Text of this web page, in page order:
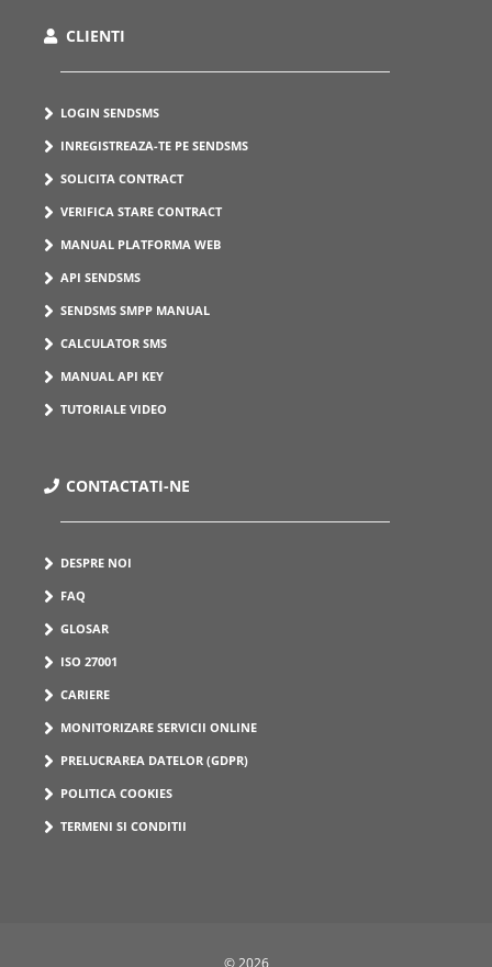
CLIENTI
LOGIN SENDSMS
INREGISTREAZA-TE PE SENDSMS
SOLICITA CONTRACT
VERIFICA STARE CONTRACT
MANUAL PLATFORMA WEB
API SENDSMS
SENDSMS SMPP MANUAL
CALCULATOR SMS
MANUAL API KEY
TUTORIALE VIDEO
CONTACTATI-NE
DESPRE NOI
FAQ
GLOSAR
ISO 27001
CARIERE
MONITORIZARE SERVICII ONLINE
PRELUCRAREA DATELOR (GDPR)
POLITICA COOKIES
TERMENI SI CONDITII
© 2026